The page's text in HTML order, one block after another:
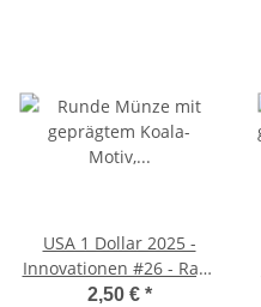
USA 1 Dollar 2025 -
Innovationen #26 - Raye
Montague - Arkansas - P
2,50 € *